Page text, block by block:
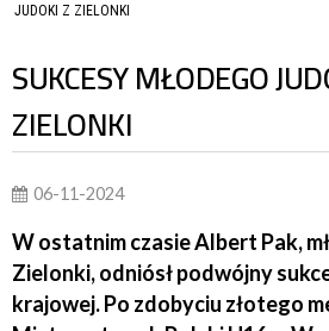
JUDOKI Z ZIELONKI
SUKCESY MŁODEGO
ZIELONKI
06-11-2024
W ostatnim czasie Albert Pak,
Zielonki, odniósł podwójny
krajowej. Po zdobyciu złotego